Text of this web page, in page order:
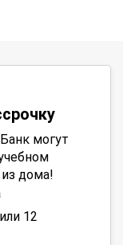
могут
дома!
12